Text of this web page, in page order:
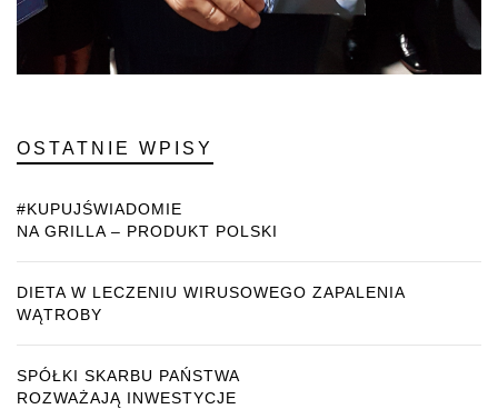
OSTATNIE WPISY
#KUPUJŚWIADOMIE
NA GRILLA – PRODUKT POLSKI
DIETA W LECZENIU WIRUSOWEGO ZAPALENIA
WĄTROBY
SPÓŁKI SKARBU PAŃSTWA
ROZWAŻAJĄ INWESTYCJE